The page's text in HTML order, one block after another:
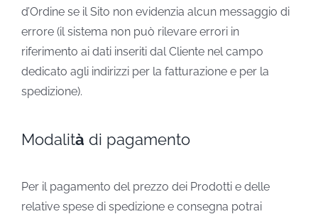
d’Ordine se il Sito non evidenzia alcun messaggio di
errore (il sistema non può rilevare errori in
riferimento ai dati inseriti dal Cliente nel campo
dedicato agli indirizzi per la fatturazione e per la
spedizione).
Modalità di pagamento
Per il pagamento del prezzo dei Prodotti e delle
relative spese di spedizione e consegna potrai